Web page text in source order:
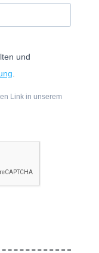
und
Link in unserem